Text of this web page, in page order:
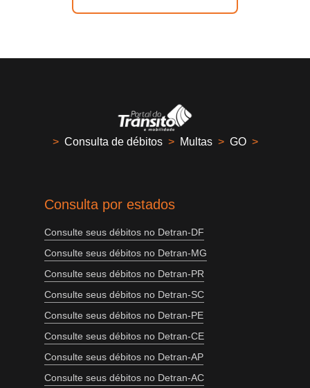
> Consulta de débitos > Multas > GO >
Consulta por estados
Consulte seus débitos no Detran-DF
Consulte seus débitos no Detran-MG
Consulte seus débitos no Detran-PR
Consulte seus débitos no Detran-SC
Consulte seus débitos no Detran-PE
Consulte seus débitos no Detran-CE
Consulte seus débitos no Detran-AP
Consulte seus débitos no Detran-AC